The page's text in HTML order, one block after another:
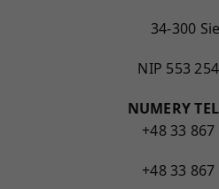
E-DZIENNIK34-300
NIP 553
NUMERY
+48 33
+48 33 867